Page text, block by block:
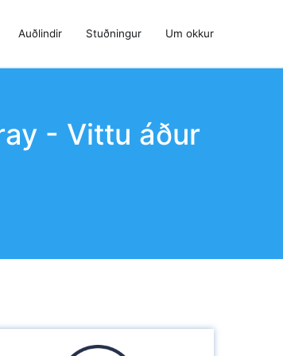
Auðlindir Stuðningur Um okkur
- Vittu áður